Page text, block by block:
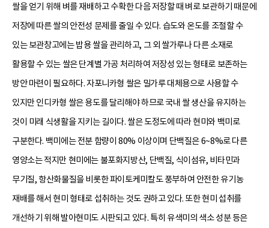
쌀을 얻기 위해 벼를 재배하고 수확한 다음 저장할 때 벼로 보관하기 때문에
저장에 따른 쌀의 안전성 문제를 줄일 수 있다. 습도와 온도를 조절할 수
있는 보관창고에는 밥용 쌀을 관리하고, 그 외 쌀가루나 다른 소재로
활용할 수 있는 쌀은 단계별 가공 처리하여 저장성 있는 형태로 보존하는
방안 마련이 필요하다. 자포니카형 쌀은 밀가루 대체용으로 사용할 수
있지만 인디카형 쌀은 용도를 달리해야 하므로 국내 쌀 생산을 유지하는
것이 미래 식생활을 지키는 길이다. 쌀은 도정도에 따라 현미와 백미로
구분한다. 백미에는 전분 함량이 80% 이상이며 단백질은 6~8%로 다른
영양소는 적지만 현미에는 불포화지방산, 단백질, 식이섬유, 비타민과
무기질, 항산화물질을 비롯한 파이토케미칼도 풍부하여 안전한 유기농
재배를 해서 현미 형태로 섭취하는 것도 권하고 있다. 또한 현미 섭취를
개선하기 위해 발아현미도 시판되고 있다. 특히 유색미의 색소 성분 등은